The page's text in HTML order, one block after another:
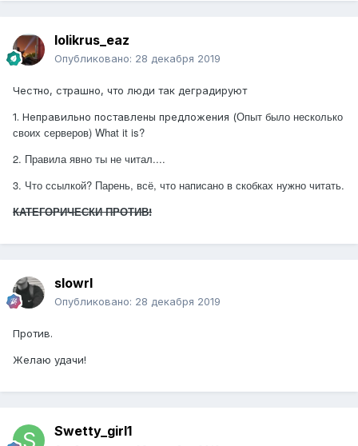
lolikrus_eaz
Опубликовано: 28 декабря 2019
Честно, страшно, что люди так деградируют
1. Неправильно поставлены предложения (Опыт было несколько
своих серверов) What it is?
2. Правила явно ты не читал....
3. Что ссылкой? Парень, всё, что написано в скобках нужно читать.
КАТЕГОРИЧЕСКИ ПРОТИВ!
slowrl
Опубликовано: 28 декабря 2019
Против.
Желаю удачи!
Swetty_girl1